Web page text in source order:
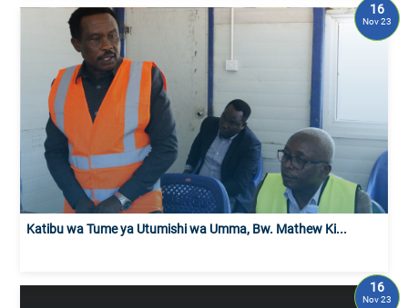
Katibu wa Tume ya Utumishi wa Umma, Bw. Mathew Ki...
16
Nov 23
16
Nov 23